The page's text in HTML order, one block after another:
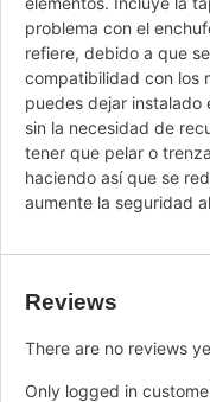
problema con el
refiere, debido a que
compatibilidad con los
puedes dejar instalado
sin la necesidad de
tener que pelar o
haciendo así que se
aumente la seguridad
Reviews
There are no reviews
Only logged in